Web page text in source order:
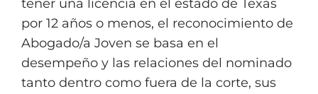
tener una licencia en el estado de Texas
por 12 años o menos, el reconocimiento de
Abogado/a Joven se basa en el
desempeño y las relaciones del nominado
tanto dentro como fuera de la corte, sus